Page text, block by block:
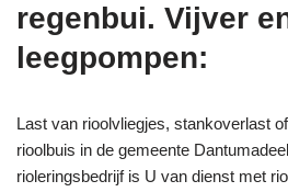
regenbui. Vijver
leegpompen:
Last van rioolvliegjes, stankoverlast
rioolbuis in de gemeente
rioleringsbedrijf is U van dienst met